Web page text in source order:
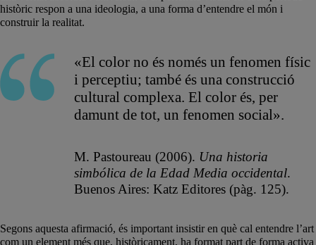
històric respon a una ideologia, a una forma d’entendre el món i
construir la realitat.
«El color no és només un fenomen físic
i perceptiu; també és una construcció
cultural complexa. El color és, per
damunt de tot, un fenomen social».
M. Pastoureau (2006). Una historia
simbólica de la Edad Media occidental.
Buenos Aires: Katz Editores (pàg. 125).
Segons aquesta afirmació, és important insistir en què cal entendre l’art
com un element més que, històricament, ha format part de forma activa